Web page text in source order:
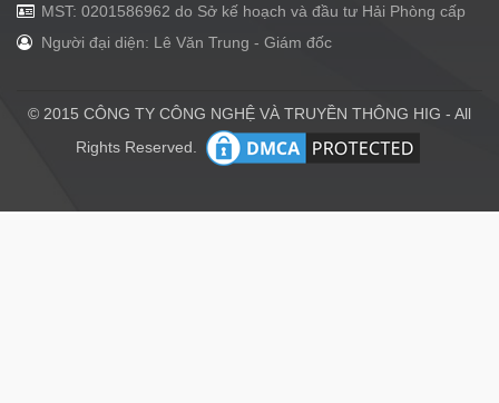
MST: 0201586962 do Sở kế hoạch và đầu tư Hải Phòng cấp
Người đại diện: Lê Văn Trung - Giám đốc
© 2015 CÔNG TY CÔNG NGHỆ VÀ TRUYỀN THÔNG HIG - All
Rights Reserved.